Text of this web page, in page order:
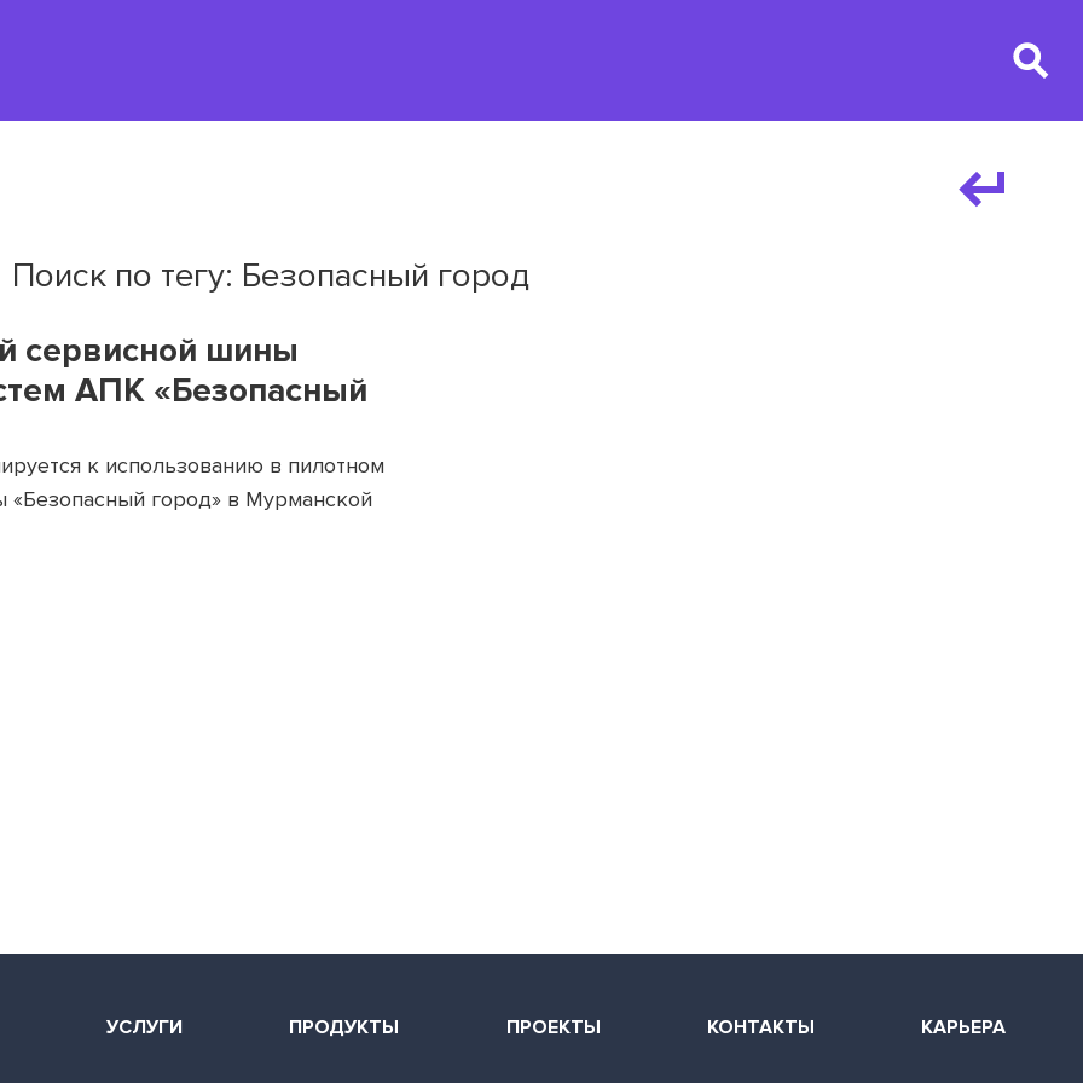
Поиск по тегу: Безопасный город
сервисной шины
АПК «Безопасный
к использованию в пилотном
«Безопасный город» в Мурманской
УСЛУГИ ПРОДУКТЫ ПРОЕКТЫ КОНТАКТЫ КАРЬЕРА